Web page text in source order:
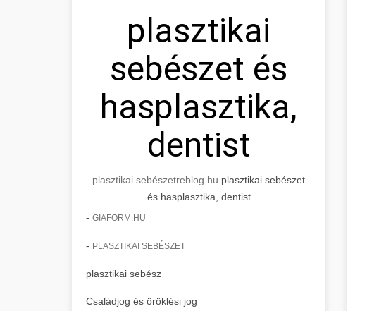
plasztikai
sebészet és
hasplasztika,
dentist
plasztikai sebészetreblog.hu plasztikai sebészet
és hasplasztika, dentist
- GIAFORM.HU
- PLASZTIKAI SEBÉSZET
plasztikai sebész
Családjog és öröklési jog